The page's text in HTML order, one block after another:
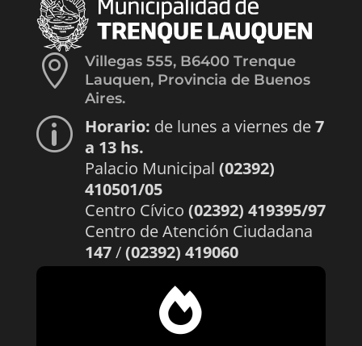

Villegas 555, B6400 Trenque
Lauquen, Provincia de Buenos
Aires.
p Horario: de lunes a viernes de7
a 13 hs.
Palacio Municipal (02392)
410501/05
Centro Cívico (02392) 419395/97
Centro de Atención Ciudadana
147/(02392) 419060
